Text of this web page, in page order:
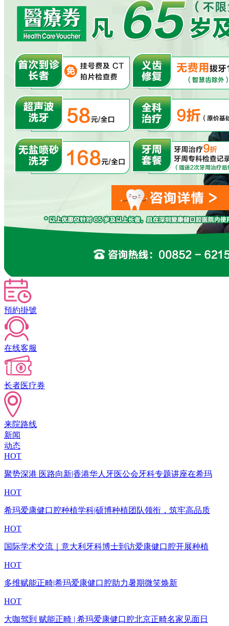
預約掛號
在线客服
长者医疗券
来院路线
新闻
动态
HOT
聚势深港 医路向新|香港华人牙医公会牙科专题讲座在希玛
HOT
希玛爱康健口腔种植学科|硕博种植团队领衔，筑牢高品质
HOT
国际学术交流｜意大利牙科博士到访爱康健口腔开展种植
HOT
多维赋能正畸|希玛爱康健口腔助力暑期微笑焕新
HOT
大咖驾到 赋能正畸 | 希玛爱康健口腔北京正畸名家见面日